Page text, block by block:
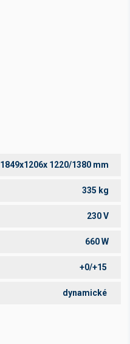
1849x1206x 1220/1380 mm
335 kg
230 V
660 W
+0/+15
dynamické